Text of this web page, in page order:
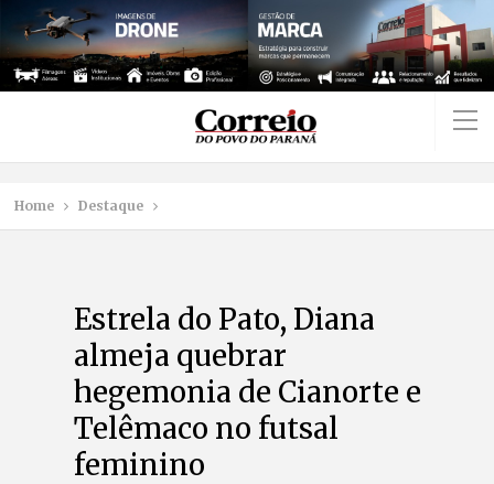
Home Destaque
Estrela do Pato, Diana
almeja quebrar
hegemonia de Cianorte e
Telêmaco no futsal
feminino